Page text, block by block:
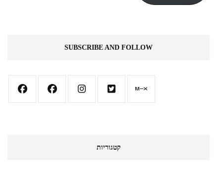
SUBSCRIBE AND FOLLOW
קטגוריות